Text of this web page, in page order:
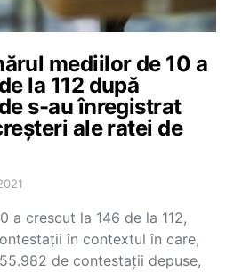
mediilor de 10 a
la 112 după
s-au înregistrat
ale ratei de
a crescut la 146 de la 112,
în contextul în care,
de contestații depuse,